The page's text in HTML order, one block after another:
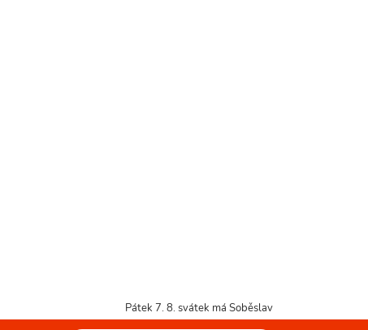
Pátek 7. 8. svátek má Soběslav